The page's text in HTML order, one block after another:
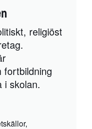
religiöst
fortbildning
i skolan.